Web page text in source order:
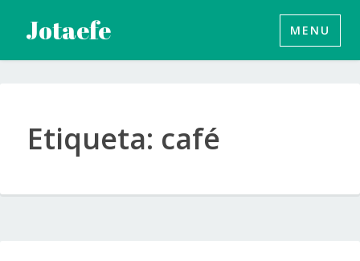
contenido
Jotaefe MENU
Etiqueta: café